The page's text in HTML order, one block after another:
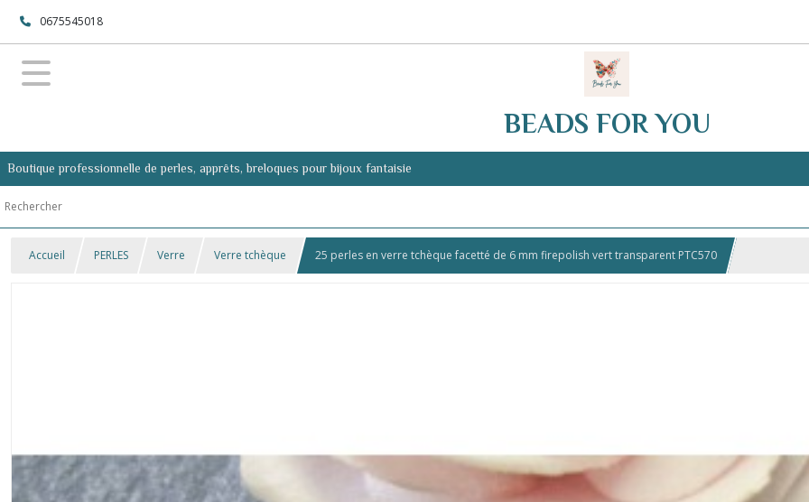
0675545018
BEADS FOR YOU
Boutique professionnelle de perles, apprêts, breloques pour bijoux fantaisie
Accueil PERLES Verre Verre tchèque 25 perles en verre tchèque facetté de 6 mm firepolish vert transparent PTC570